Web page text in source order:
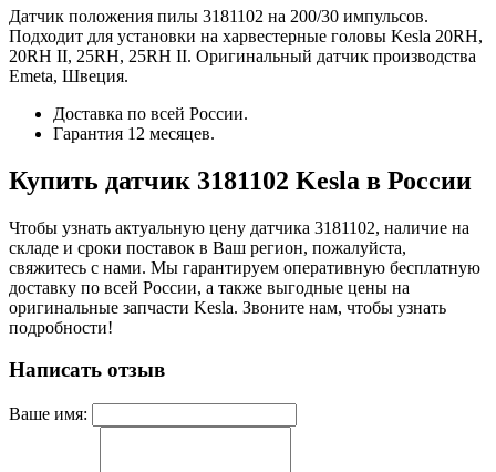
Датчик положения пилы 3181102 на 200/30 импульсов.
Подходит для установки на харвестерные головы Kesla 20RH,
20RH II, 25RH, 25RH II. Оригинальный датчик производства
Emeta, Швеция.
Доставка по всей России.
Гарантия 12 месяцев.
Купить датчик 3181102 Kesla в России
Чтобы узнать актуальную цену датчика 3181102, наличие на
складе и сроки поставок в Ваш регион, пожалуйста,
свяжитесь с нами. Мы гарантируем оперативную бесплатную
доставку по всей России, а также выгодные цены на
оригинальные запчасти Kesla. Звоните нам, чтобы узнать
подробности!
Написать отзыв
Ваше имя: